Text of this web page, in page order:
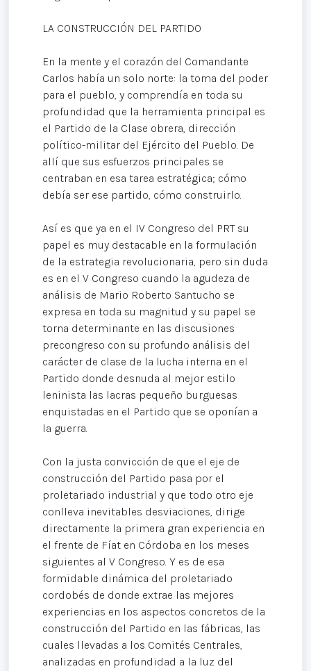
LA CONSTRUCCIÓN DEL PARTIDO
En la mente y el corazón del Comandante
Carlos había un solo norte: la toma del poder
para el pueblo, y comprendía en toda su
profundidad que la herramienta principal es
el Partido de la Clase obrera, dirección
político-militar del Ejército del Pueblo. De
allí que sus esfuerzos principales se
centraban en esa tarea estratégica; cómo
debía ser ese partido, cómo construirlo.
Así es que ya en el IV Congreso del PRT su
papel es muy destacable en la formulación
de la estrategia revolucionaria, pero sin duda
es en el V Congreso cuando la agudeza de
análisis de Mario Roberto Santucho se
expresa en toda su magnitud y su papel se
torna determinante en las discusiones
precongreso con su profundo análisis del
carácter de clase de la lucha interna en el
Partido donde desnuda al mejor estilo
leninista las lacras pequeño burguesas
enquistadas en el Partido que se oponían a
la guerra.
Con la justa convicción de que el eje de
construcción del Partido pasa por el
proletariado industrial y que todo otro eje
conlleva inevitables desviaciones, dirige
directamente la primera gran experiencia en
el frente de Fíat en Córdoba en los meses
siguientes al V Congreso. Y es de esa
formidable dinámica del proletariado
cordobés de donde extrae las mejores
experiencias en los aspectos concretos de la
construcción del Partido en las fábricas, las
cuales llevadas a los Comités Centrales,
analizadas en profundidad a la luz del